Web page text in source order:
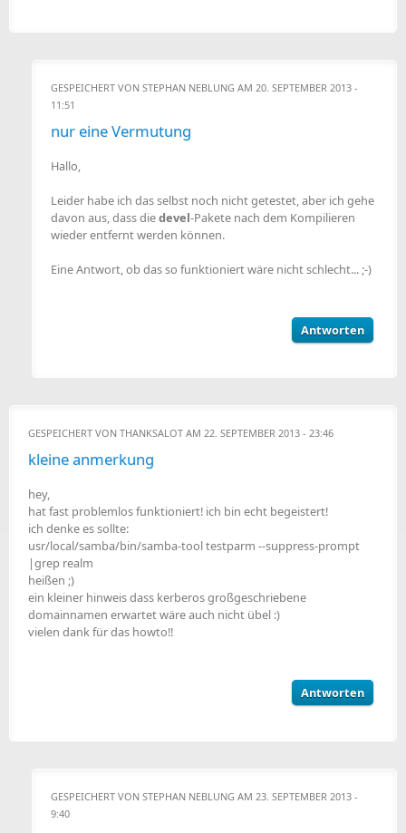
GESPEICHERT VON STEPHAN NEBLUNG AM 20. SEPTEMBER 2013 -
11:51
nur eine Vermutung
Hallo,
Leider habe ich das selbst noch nicht getestet, aber ich gehe
davon aus, dass diedevel-Pakete nach dem Kompilieren
wieder entfernt werden können.
Eine Antwort, ob das so funktioniert wäre nicht schlecht... ;-)
Antworten
GESPEICHERT VON THANKSALOT AM 22. SEPTEMBER 2013 - 23:46
kleine anmerkung
hey,
hat fast problemlos funktioniert! ich bin echt begeistert!
ich denke es sollte:
usr/local/samba/bin/samba-tool testparm --suppress-prompt
|grep realm
heißen ;)
ein kleiner hinweis dass kerberos großgeschriebene
domainnamen erwartet wäre auch nicht übel :)
vielen dank für das howto!!
Antworten
GESPEICHERT VON STEPHAN NEBLUNG AM 23. SEPTEMBER 2013 -
9:40